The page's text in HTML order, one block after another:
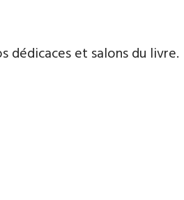
dédicaces et salons du livre.